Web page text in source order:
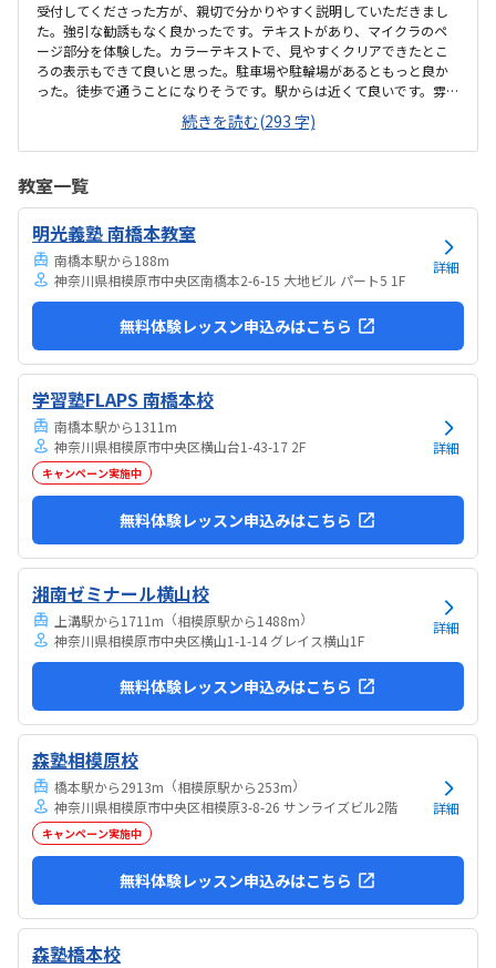
受付してくださった方が、親切で分かりやすく説明していただきまし
た。強引な勧誘もなく良かったです。テキストがあり、マイクラのペ
ージ部分を体験した。カラーテキストで、見やすくクリアできたとこ
ろの表示もできて良いと思った。駐車場や駐輪場があるともっと良か
った。徒歩で通うことになりそうです。駅からは近くて良いです。雰囲
気も良く、清潔感もあった。部屋が区切られていて、個人スペースも
確保されていて良かった。基本料金以外に、追加料金があまり無さそ
うで良かった。できれば、毎月1万以内で通いたいです。子供に熱心に
気持ちになれて良かった。
続きを読む(293 字)
教室一覧
明光義塾 南橋本教室
南橋本駅から188m
神奈川県相模原市中央区南橋本2-6-15 大地ビル パート5 1F
詳細
無料体験レッスン申込みはこちら
学習塾FLAPS 南橋本校
南橋本駅から1311m
神奈川県相模原市中央区横山台1-43-17 2F
キャンペーン実施中
詳細
無料体験レッスン申込みはこちら
湘南ゼミナール横山校
上溝駅から1711m （相模原駅から1488m）
神奈川県相模原市中央区横山1-1-14 グレイス横山1F
詳細
無料体験レッスン申込みはこちら
森塾相模原校
橋本駅から2913m （相模原駅から253m）
神奈川県相模原市中央区相模原3-8-26 サンライズビル2階
キャンペーン実施中
詳細
無料体験レッスン申込みはこちら
森塾橋本校